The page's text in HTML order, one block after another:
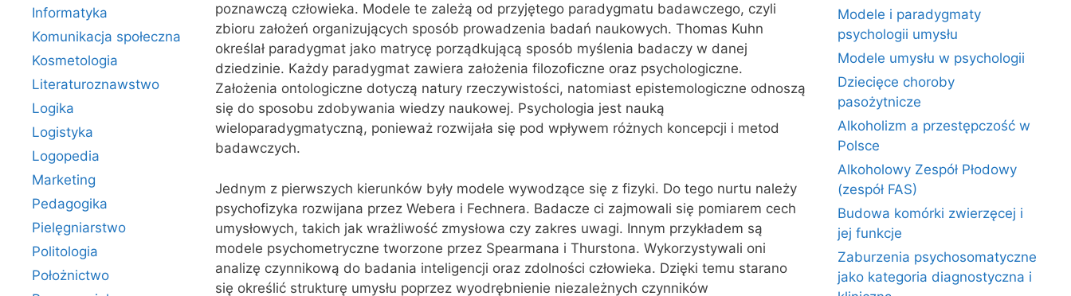
poznawczą człowieka. Modele te zależą od przyjętego paradygmatu badawczego, czyli
zbioru założeń organizujących sposób prowadzenia badań naukowych. Thomas Kuhn
określał paradygmat jako matrycę porządkującą sposób myślenia badaczy w danej
dziedzinie. Każdy paradygmat zawiera założenia filozoficzne oraz psychologiczne.
Założenia ontologiczne dotyczą natury rzeczywistości, natomiast epistemologiczne odnoszą
się do sposobu zdobywania wiedzy naukowej. Psychologia jest nauką
wieloparadygmatyczną, ponieważ rozwijała się pod wpływem różnych koncepcji i metod
badawczych.
Jednym z pierwszych kierunków były modele wywodzące się z fizyki. Do tego nurtu należy
psychofizyka rozwijana przez Webera i Fechnera. Badacze ci zajmowali się pomiarem cech
umysłowych, takich jak wrażliwość zmysłowa czy zakres uwagi. Innym przykładem są
modele psychometryczne tworzone przez Spearmana i Thurstona. Wykorzystywali oni
analizę czynnikową do badania inteligencji oraz zdolności człowieka. Dzięki temu starano
się określić strukturę umysłu poprzez wyodrębnienie niezależnych czynników
Informatyka
Komunikacja społeczna
Kosmetologia
Literaturoznawstwo
Logika
Logistyka
Logopedia
Marketing
Pedagogika
Pielęgniarstwo
Politologia
Położnictwo
Modele i paradygmaty
psychologii umysłu
Modele umysłu w psychologii
Dziecięce choroby
pasożytnicze
Alkoholizm a przestępczość w
Polsce
Alkoholowy Zespół Płodowy
(zespół FAS)
Budowa komórki zwierzęcej i
jej funkcje
Zaburzenia psychosomatyczne
jako kategoria diagnostyczna i